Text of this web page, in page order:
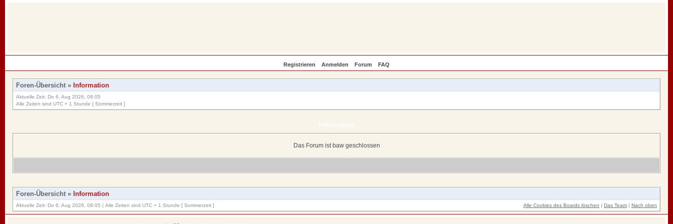
Registrieren Anmelden Forum FAQ
Foren-Übersicht » Information
Aktuelle Zeit: Do 6. Aug 2026, 08:05
Alle Zeiten sind UTC + 1 Stunde [ Sommerzeit ]
Das Forum ist baw geschlossen
Foren-Übersicht » Information
Aktuelle Zeit: Do 6. Aug 2026, 08:05 | Alle Zeiten sind UTC + 1 Stunde [ Sommerzeit ] Alle Cookies des Boards löschen | Das Team | Nach oben